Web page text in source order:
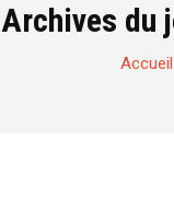
Archives du
Vous
Accueil